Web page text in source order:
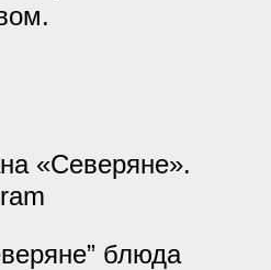
«Северяне».
блюда